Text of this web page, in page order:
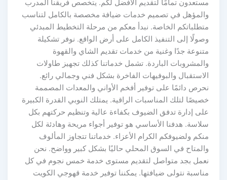
مستعدون تمامًا لتقديم الأفضل لكم. يتخصص فريقنا المدرب
والمؤهل في تصميم خدمات ضيافة مخصصة بالكامل لتناسب
متطلباتكم الخاصة. نبدأ معكم من مرحلة التخطيط المبدئي
وصولًا إلى التنفيذ الكامل على أرض الواقع. نوفر تشكيلة
متنوعة جدًا وغنية من خدمات تقديم الشاي والقهوة
والمشروبات الباردة. تشمل خدماتنا كذلك تجهيز طاولات
الاستقبال والبوفيهات الفاخرة بشكل فني وجمالي رائع.
نحرص دائمًا على توفير أفخم الأواني والمعدات المصممة
خصيصًا لتلك المناسبات الراقية. يمتلك النوبي القدرة الكبيرة
على إدارة تدفق الضيوف بكفاءة عالية وتنظيم حركتهم بكل
سلاسة. هدفنا الأساسي هو توفير أجواء مريحة وهادئة لكل
منكم ولضيوفكم الكرام الأعزاء. خدماتنا تتجاوز المألوف
والمتاح في السوق المحلي حاليًا بشكل كبير وواضح. نحن
نعمل بجد متواصل لتقديم مستوى خدمة خمس نجوم في كل
مناسبة نتولى ضيافتها. يمكننا توفير خدمة قهوجي الكويت